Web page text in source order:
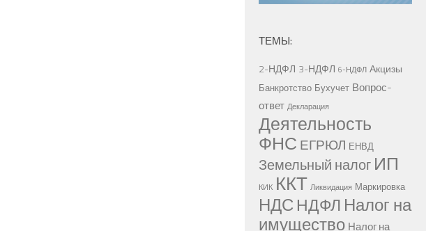
ТЕМЫ:
2-НДФЛ 3-НДФЛ 6-НДФЛ Акцизы
Банкротство Бухучет Вопрос-
ответ Декларация
Деятельность
ФНС ЕГРЮЛ ЕНВД
Земельный налог ИП
КИК ККТ Ликвидация Маркировка
НДС НДФЛ Налог на
имущество Налог на